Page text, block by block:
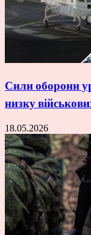
Сили оборони
низку
18.05.2026